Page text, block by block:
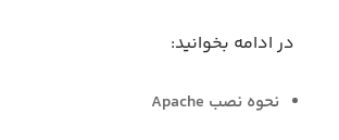
در ادامه بخوانید:
نحوه نصب Apache